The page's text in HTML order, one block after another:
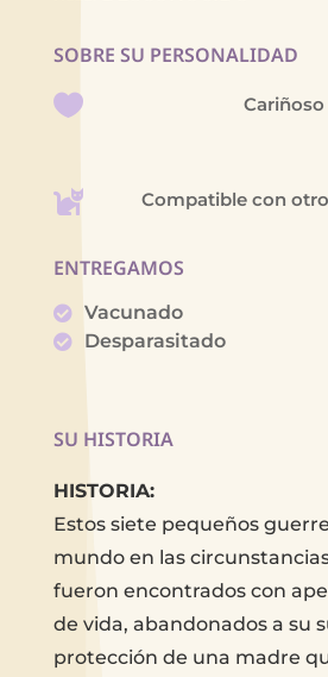
SOBRE SU PERSONALIDAD
Cariñoso
Compatible con
ENTREGAMOS
Vacunado
Desparasitado
SU HISTORIA
HISTORIA:
Estos siete pequeños
mundo en las
fueron encontrados con
de vida, abandonados a su
protección de una madre